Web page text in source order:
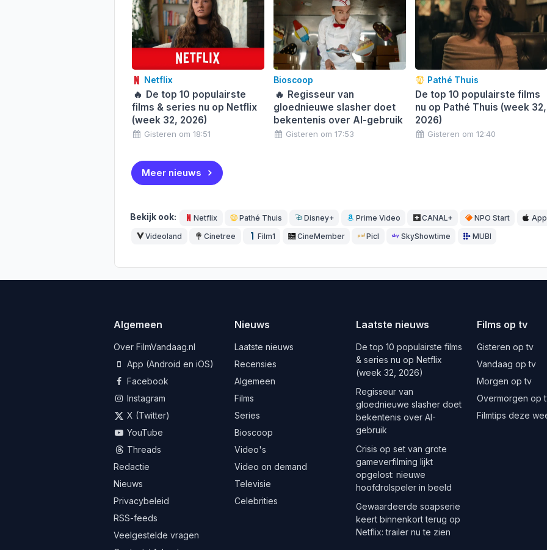
Netflix
🔥 De top 10 populairste
films & series nu op Netflix
(week 32, 2026)
Gisteren om 18:51
Bioscoop
🔥 Regisseur van
gloednieuwe slasher doet
bekentenis over AI-gebruik
Gisteren om 17:53
Pathé Thuis
De top 10 populairste films
nu op Pathé Thuis (week 32,
2026)
Gisteren om 12:40
Meer nieuws
Bekijk ook: Netflix Pathé Thuis Disney+ Prime Video CANAL+ NPO Start
Videoland Cinetree Film1 CineMember Picl SkyShowtime MUBI
Algemeen
Over FilmVandaag.nl
App (Android en iOS)
Facebook
Instagram
X (Twitter)
YouTube
Threads
Redactie
Nieuws
Privacybeleid
RSS-feeds
Veelgestelde vragen
Nieuws
Laatste nieuws
Recensies
Algemeen
Films
Series
Bioscoop
Video's
Video on demand
Televisie
Celebrities
Laatste nieuws
De top 10 populairste films
& series nu op Netflix
(week 32, 2026)
Regisseur van
gloednieuwe slasher doet
bekentenis over AI-
gebruik
Crisis op set van grote
gameverfilming lijkt
opgelost: nieuwe
hoofdrolspeler in beeld
Gewaardeerde soapserie
keert binnenkort terug op
Netflix: trailer nu te zien
Films op tv
Gisteren op tv
Vandaag op tv
Morgen op tv
Overmorgen op
Filmtips deze